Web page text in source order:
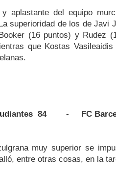
aplastante del equipo
superioridad de los de Javi
(16 puntos) y Rudez
que Kostas
84 - FC
muy superior se
entre otras cosas, en la